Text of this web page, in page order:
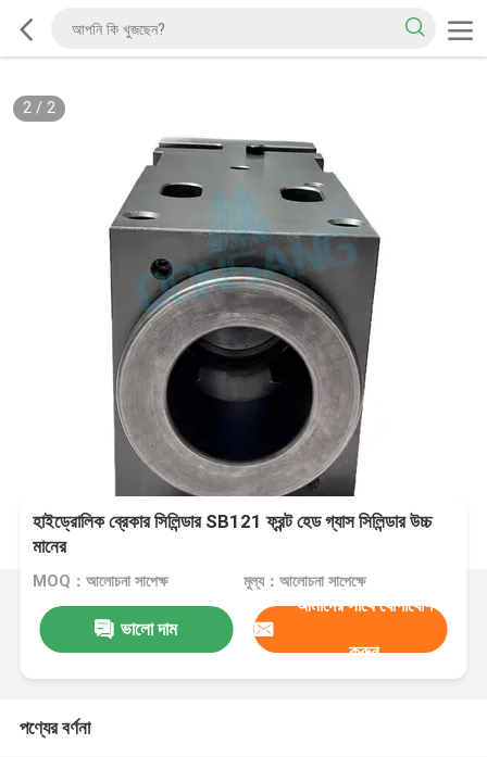
2/ 2
হাইড্রোলিক ব্রেকার সিলিন্ডার SB121 ফ্রন্ট হেড গ্যাস সিলিন্ডার উচ্চ
মানের
MOQ：আলোচনা সাপেক্ষ মূল্য：আলোচনা সাপেক্ষে
ভালো দাম
আমাদের সাথে যোগাযোগ
করুন
পণ্যের বর্ণনা